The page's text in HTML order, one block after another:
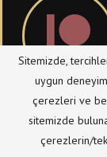
Sitemizde,
uygun
çerezleri ve
sitemizde
çerezlerin/